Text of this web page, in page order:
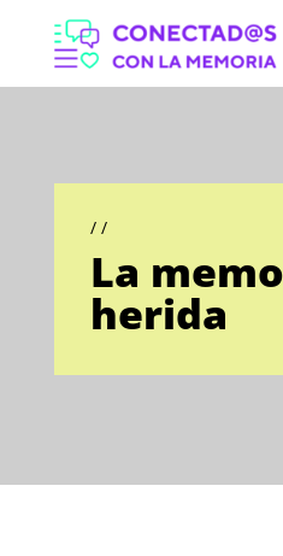
/ /
La
herida